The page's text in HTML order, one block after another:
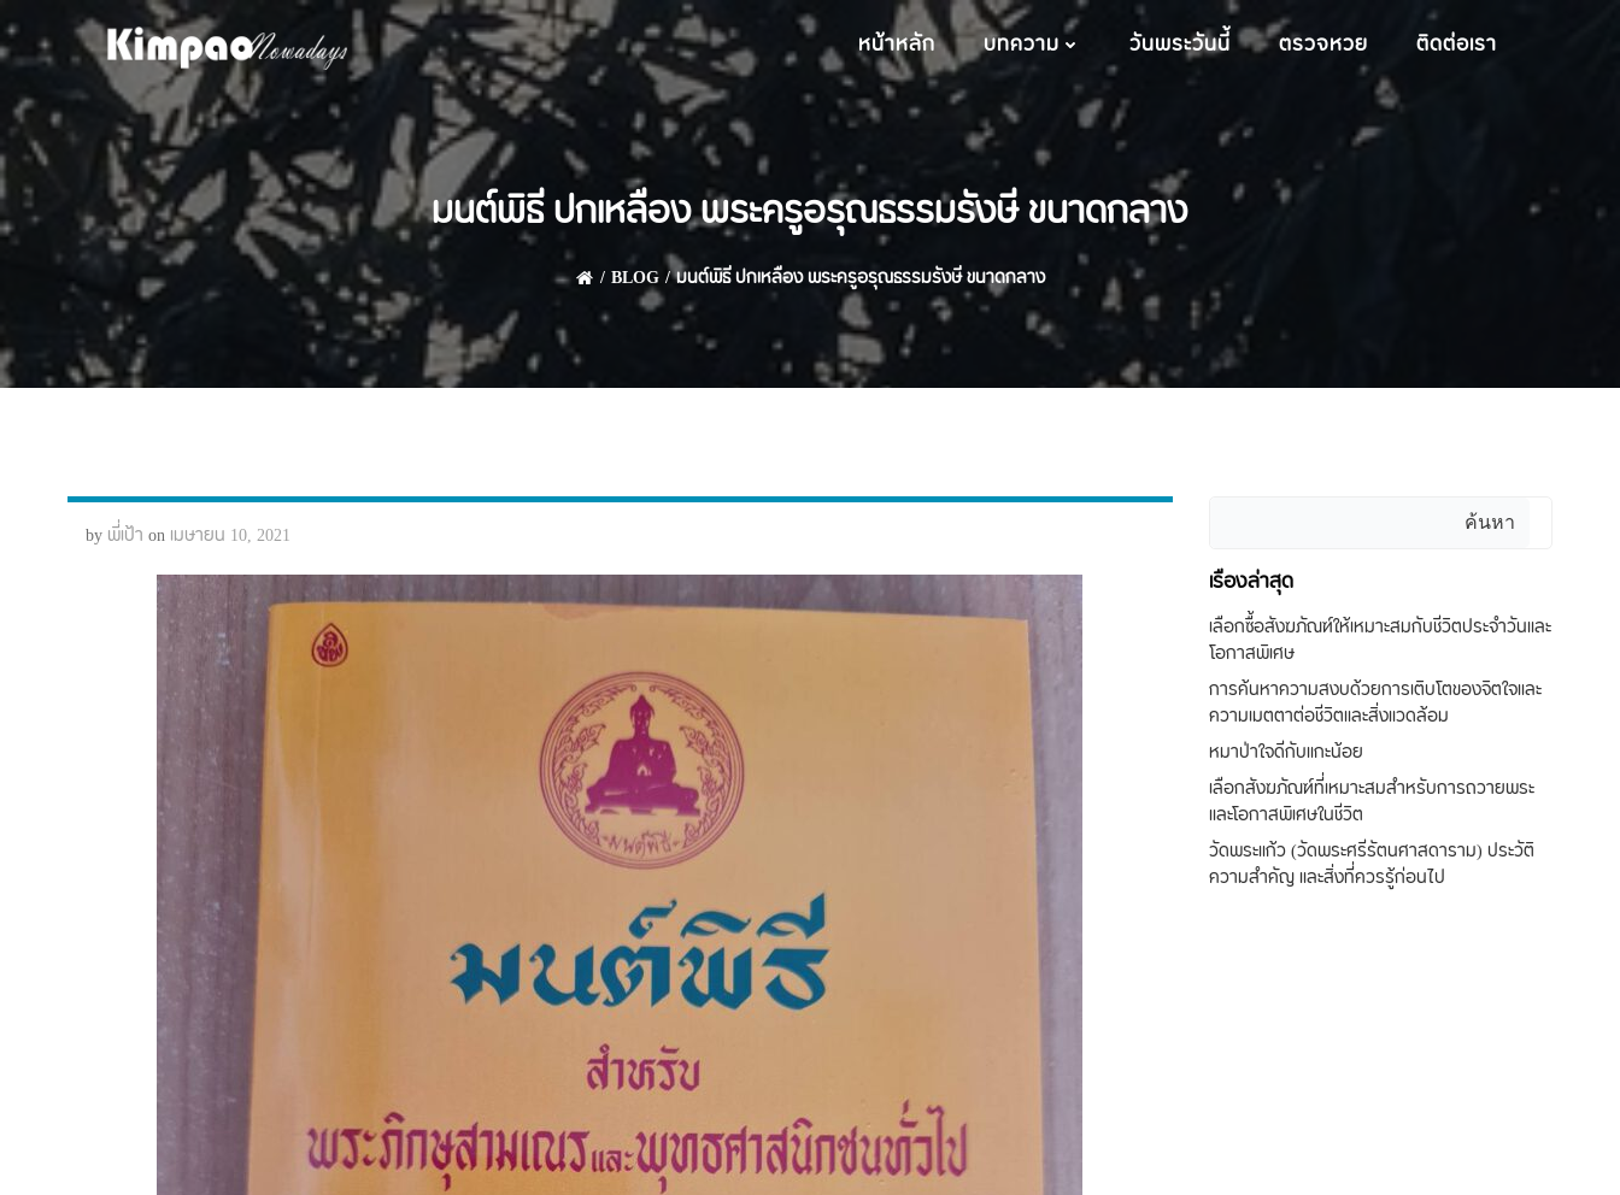
to
content
หน้าหลัก บทความ วันพระวันนี้ ตรวจหวย ติดต่อเรา
มนต์พิธี ปกเหลือง พระครูอรุณธรรมรังษี ขนาดกลาง
BLOG มนต์พิธี ปกเหลือง พระครูอรุณธรรมรังษี ขนาดกลาง
byพี่เป้าonเมษายน 10, 2021 ค้นหา
เรื่องล่าสุด
เลือกซื้อสังฆภัณฑ์ให้เหมาะสมกับชีวิตประจำวันและ
โอกาสพิเศษ
การค้นหาความสงบด้วยการเติบโตของจิตใจและ
ความเมตตาต่อชีวิตและสิ่งแวดล้อม
หมาป่าใจดีกับแกะน้อย
เลือกสังฆภัณฑ์ที่เหมาะสมสำหรับการถวายพระ
และโอกาสพิเศษในชีวิต
วัดพระแก้ว (วัดพระศรีรัตนศาสดาราม) ประวัติ
ความสำคัญ และสิ่งที่ควรรู้ก่อนไป